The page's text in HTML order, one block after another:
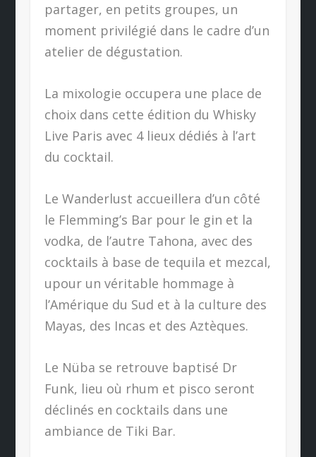
partager, en petits groupes, un
moment privilégié dans le cadre d’un
atelier de dégustation.
La mixologie occupera une place de
choix dans cette édition du Whisky
Live Paris avec 4 lieux dédiés à l’art
du cocktail.
Le Wanderlust accueillera d’un côté
le Flemming’s Bar pour le gin et la
vodka, de l’autre Tahona, avec des
cocktails à base de tequila et mezcal,
upour un véritable hommage à
l’Amérique du Sud et à la culture des
Mayas, des Incas et des Aztèques.
Le Nüba se retrouve baptisé Dr
Funk, lieu où rhum et pisco seront
déclinés en cocktails dans une
ambiance de Tiki Bar.